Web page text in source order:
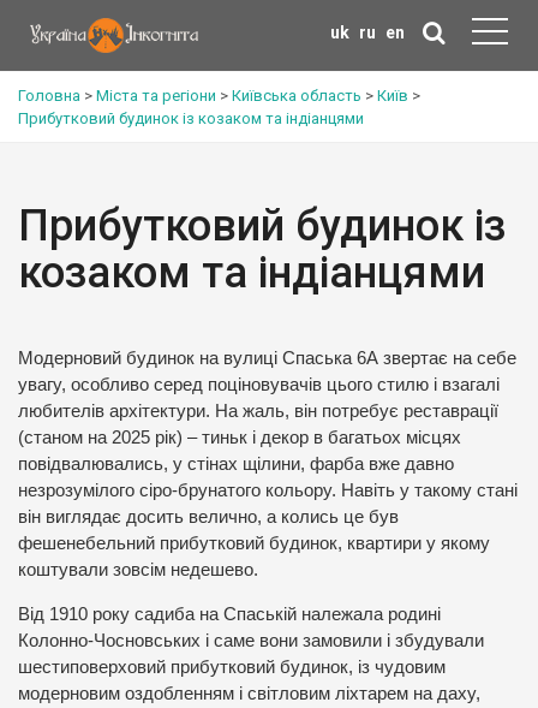
uk ru en
Головна > Міста та регіони > Київська область > Київ >
Прибутковий будинок із козаком та індіанцями
Прибутковий будинок із
козаком та індіанцями
Модерновий будинок на вулиці Спаська 6А звертає на себе
увагу, особливо серед поціновувачів цього стилю і взагалі
любителів архітектури. На жаль, він потребує реставрації
(станом на 2025 рік) – тиньк і декор в багатьох місцях
повідвалювались, у стінах щілини, фарба вже давно
незрозумілого сіро-брунатого кольору. Навіть у такому стані
він виглядає досить велично, а колись це був
фешенебельний прибутковий будинок, квартири у якому
коштували зовсім недешево.
Від 1910 року садиба на Спаській належала родині
Колонно-Чосновських і саме вони замовили і збудували
шестиповерховий прибутковий будинок, із чудовим
модерновим оздобленням і світловим ліхтарем на даху,